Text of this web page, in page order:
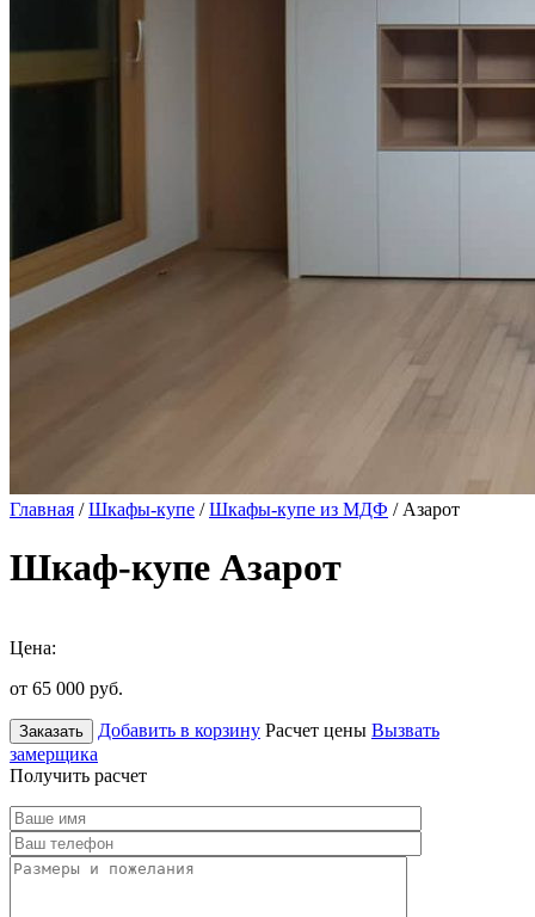
Главная /Шкафы-купе /Шкафы-купе из МДФ / Азарот
Шкаф-купе Азарот
Цена:
от 65 000 руб.
Заказать Добавить в корзину Расчет цены Вызвать
замерщика
Получить расчет